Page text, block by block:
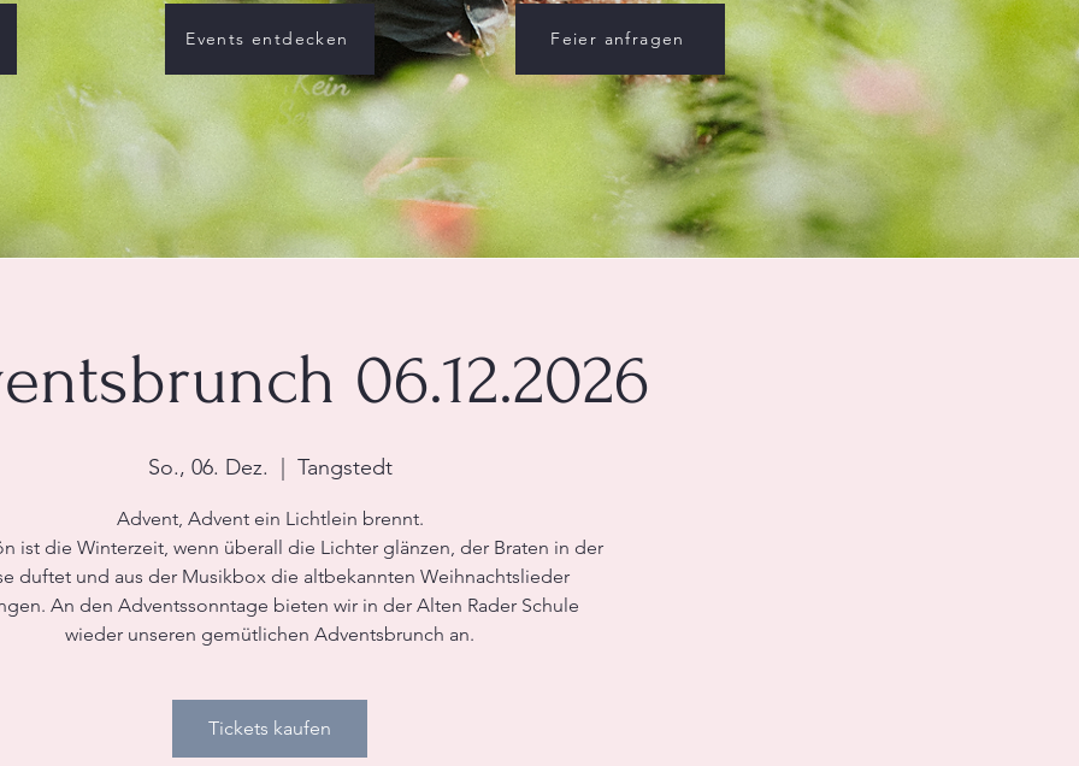
Events entdecken Feier anfragen
06.12.2026
So., 06. Dez. Tangstedt
Advent, Advent ein Lichtlein brennt.
ist die Winterzeit, wenn überall die Lichter glänzen, der Braten in der
duftet und aus der Musikbox die altbekannten Weihnachtslieder
An den Adventssonntage bieten wir in der Alten Rader Schule
wieder unseren gemütlichen Adventsbrunch an.
Tickets kaufen